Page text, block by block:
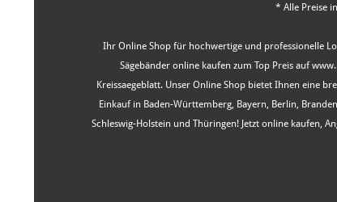
* Alle Preise
Ihr Online Shop für hochwertige und professionelle
Sägebänder online kaufen zum Top Preis auf
Kreissaegeblatt. Unser Online Shop bietet Ihnen eine
Einkauf in Baden-Württemberg, Bayern, Berlin,
Schleswig-Holstein und Thüringen! Jetzt online kaufen,